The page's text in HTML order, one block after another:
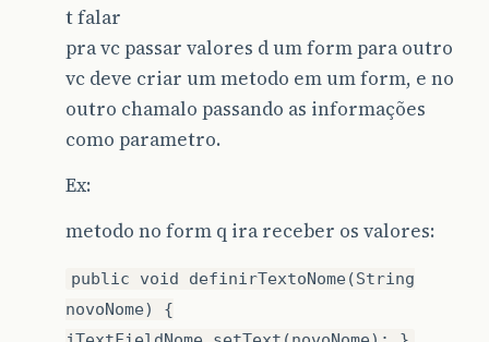
t falar
pra vc passar valores d um form para outro
vc deve criar um metodo em um form, e no
outro chamalo passando as informações
como parametro.
Ex:
metodo no form q ira receber os valores:
public void definirTextoNome(String
novoNome) {